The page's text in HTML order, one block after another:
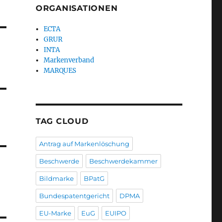
ORGANISATIONEN
ECTA
GRUR
INTA
Markenverband
MARQUES
TAG CLOUD
Antrag auf Markenlöschung
Beschwerde Beschwerdekammer
Bildmarke BPatG
Bundespatentgericht DPMA
EU-Marke EuG EUIPO